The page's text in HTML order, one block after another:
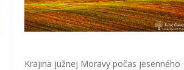
Krajina južnej Moravy počas jesenného